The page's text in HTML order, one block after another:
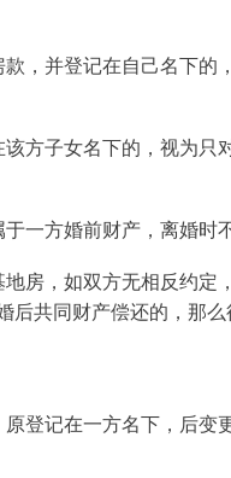
，并登记在自己名下
方子女名下的，视为
一方婚前财产，离婚时
房，如双方无相反约
共同财产偿还的，那
登记在一方名下，后